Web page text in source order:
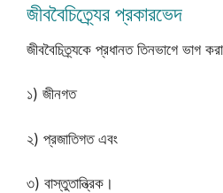
জীববৈচিত্র্যের প্রকারভেদ
জীববৈচিত্র্যকে প্রধানত তিনভাগে ভাগ
১) জীনগত
২) প্রজাতিগত এবং
৩) বাস্তুতান্ত্রিক।